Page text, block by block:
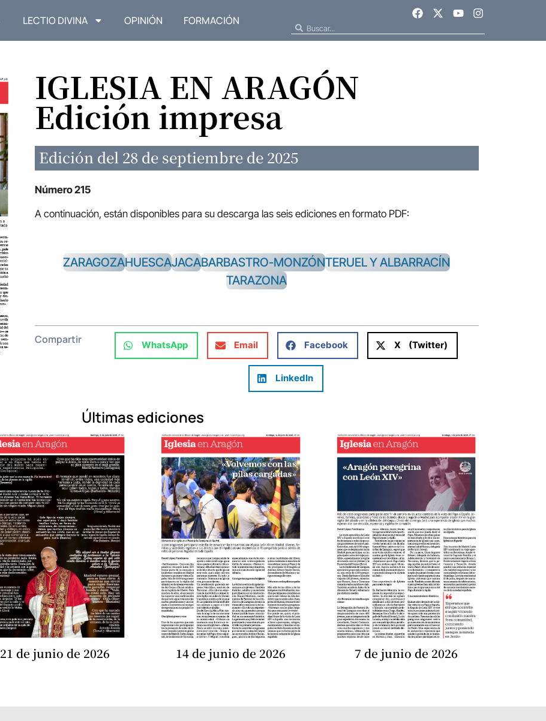
LECTIO DIVINA OPINIÓN FORMACIÓN
IGLESIA EN ARAGÓN
Edición impresa
Edición del 28 de septiembre de 2025
Número 215
A continuación, están disponibles para su descarga las seis ediciones en formato PDF:
ZARAGOZAHUESCAJACABARBASTRO-MONZÓNTERUEL Y ALBARRACÍN
TARAZONA
Compartir WhatsApp Email Facebook X (Twitter)
LinkedIn
Últimas ediciones
21 de junio de 2026 14 de junio de 2026 7 de junio de 2026